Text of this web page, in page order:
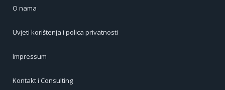
O nama
Uvjeti korištenja i polica privatnosti
Impressum
Kontakt i Consulting